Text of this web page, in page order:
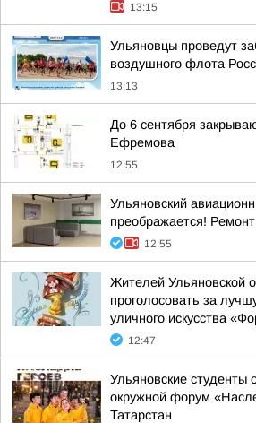
13:15
Ульяновцы проведут
воздушного флота
13:13
До 6 сентября
Ефремова
12:55
Ульяновский
преображается!
12:55
Жителей Ульяновской
проголосовать за
уличного искусства
12:47
Ульяновские студенты
окружной форум
Татарстан